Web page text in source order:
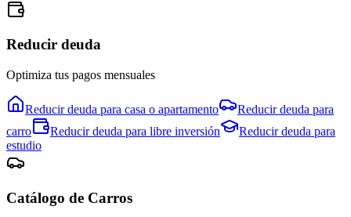
Reducir deuda
Optimiza tus pagos mensuales
Reducir deuda para casa o apartamento
Reducir deuda para
carro
Reducir deuda para libre inversión
Reducir deuda para
estudio
Catálogo de Carros